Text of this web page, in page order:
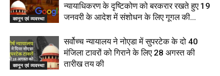
कानून एवं व्यवस्था
न्यायाधिकरण के दृष्टिकोण को बरकरार रखते हुए 19
जनवरी के आदेश में संशोधन के लिए गूगल की...
कानून एवं व्यवस्था
सर्वोच्च न्यायालय ने नोएडा में सुपरटेक के दो 40
मंजिला टावरों को गिराने के लिए 28 अगस्त की
तारीख तय की